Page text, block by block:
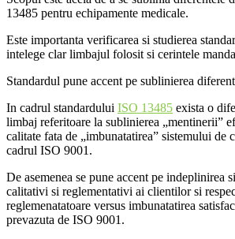
13485 pentru echipamente medicale.
Este importanta verificarea si studierea
intelege clar limbajul folosit si cerintele
Standardul pune accent pe sublinierea
In cadrul standardului ISO 13485 exista o
limbaj referitoare la sublinierea „mentinerii”
calitate fata de „imbunatatirea” sistemului de
cadrul ISO 9001.
De asemenea se pune accent pe indeplinirea
calitativi si reglementativi ai clientilor si
reglemenatatoare versus imbunatatirea
prevazuta de ISO 9001.